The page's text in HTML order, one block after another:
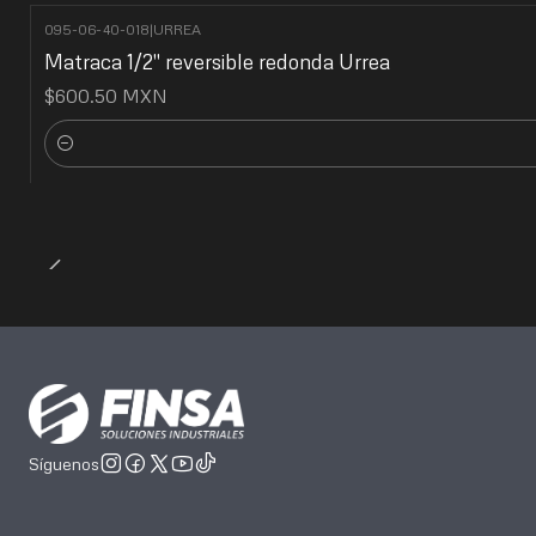
095-06-40-018|URREA
Matraca 1/2" reversible redonda Urrea
$600.50 MXN
Cantidad
Síguenos